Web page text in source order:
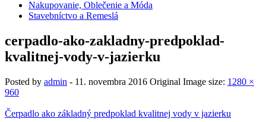
Nakupovanie, Oblečenie a Móda
Stavebníctvo a Remeslá
cerpadlo-ako-zakladny-predpoklad-
kvalitnej-vody-v-jazierku
Posted by admin - 11. novembra 2016 Original Image size: 1280 ×
960
Čerpadlo ako základný predpoklad kvalitnej vody v jazierku